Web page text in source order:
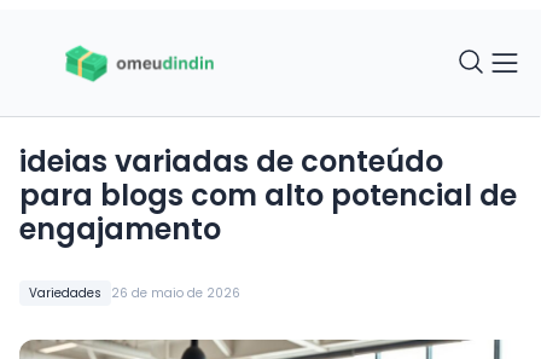
Variedades 26 de maio de 2026
ideias variadas de conteúdo
para blogs com alto potencial de
engajamento